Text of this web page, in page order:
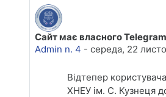
Сайт має власного
Admin n. 4 - середа, 22
Кількість відповідей: 0
Відтепер
ХНЕУ ім. С. Кузнеця